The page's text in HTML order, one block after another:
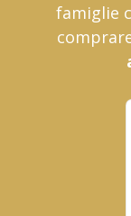
famiglie